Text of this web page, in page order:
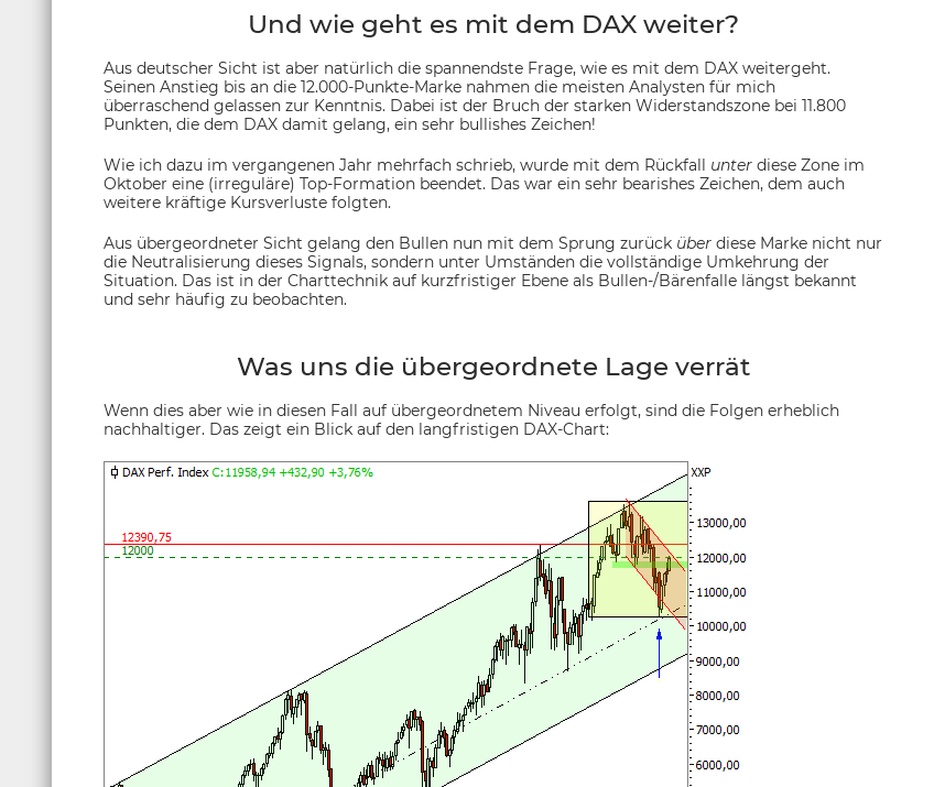
Und wie geht es mit dem DAX weiter?
Aus deutscher Sicht ist aber natürlich die spannendste Frage, wie es mit dem DAX weitergeht.
Seinen Anstieg bis an die 12.000-Punkte-Marke nahmen die meisten Analysten für mich
überraschend gelassen zur Kenntnis. Dabei ist der Bruch der starken Widerstandszone bei 11.800
Punkten, die dem DAX damit gelang, ein sehr bullishes Zeichen!
Wie ich dazu im vergangenen Jahr mehrfach schrieb, wurde mit dem Rückfall unter diese Zone im
Oktober eine (irreguläre) Top-Formation beendet. Das war ein sehr bearishes Zeichen, dem auch
weitere kräftige Kursverluste folgten.
Aus übergeordneter Sicht gelang den Bullen nun mit dem Sprung zurück über diese Marke nicht nur
die Neutralisierung dieses Signals, sondern unter Umständen die vollständige Umkehrung der
Situation. Das ist in der Charttechnik auf kurzfristiger Ebene als Bullen-/Bärenfalle längst bekannt
und sehr häufig zu beobachten.
Was uns die übergeordnete Lage verrät
Wenn dies aber wie in diesen Fall auf übergeordnetem Niveau erfolgt, sind die Folgen erheblich
nachhaltiger. Das zeigt ein Blick auf den langfristigen DAX-Chart: